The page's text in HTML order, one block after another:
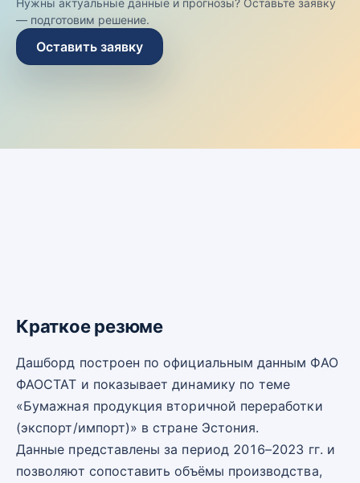
Нужны актуальные данные и прогнозы? Оставьте заявку
— подготовим решение.
Оставить заявку
Краткое резюме
Дашборд построен по официальным данным ФАО
ФАОСТАТ и показывает динамику по теме
«Бумажная продукция вторичной переработки
(экспорт/импорт)» в стране Эстония.
Данные представлены за период 2016–2023 гг. и
позволяют сопоставить объёмы производства,